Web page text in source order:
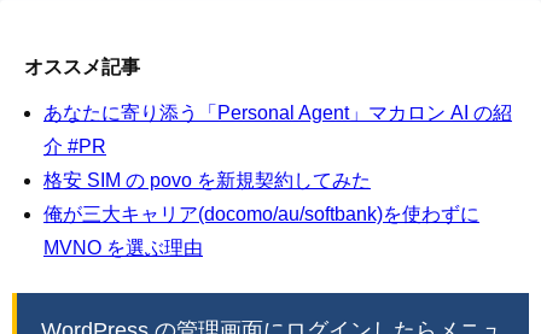
オススメ記事
あなたに寄り添う「Personal Agent」マカロン AI の紹
介 #PR
格安 SIM の povo を新規契約してみた
俺が三大キャリア(docomo/au/softbank)を使わずに
MVNO を選ぶ理由